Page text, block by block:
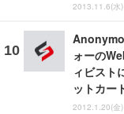
2013.11.6(水
ォーの
ィビスト
ットカー
2012.1.20(金